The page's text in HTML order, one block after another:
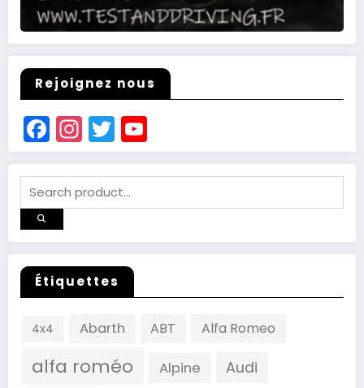
Rejoignez nous
Facebook
Instagram
Twitter
Channel
Étiquettes
4x4 Abarth ABT Alfa Romeo
alfa roméo Alpine Audi